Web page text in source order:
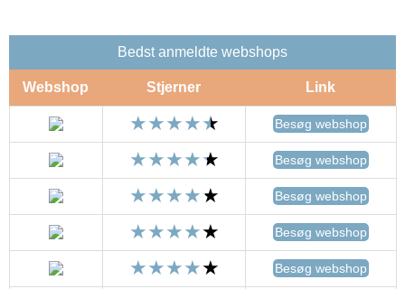
Bedst anmeldte webshops
Webshop Stjerner Link
Besøg webshop
Besøg webshop
Besøg webshop
Besøg webshop
Besøg webshop